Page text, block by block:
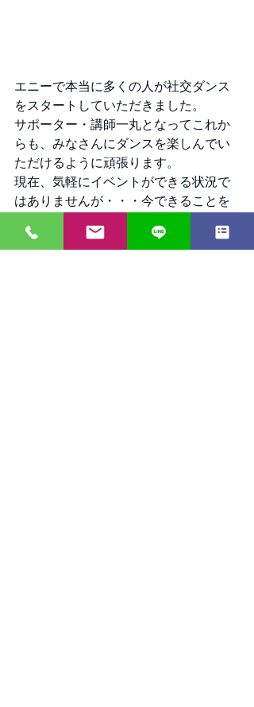
エニーで本当に多くの人が社交ダンス
をスタートしていただきました。
サポーター・講師一丸となってこれか
らも、みなさんにダンスを楽しんでい
ただけるように頑張ります。
現在、気軽にイベントができる状況で
はありませんが・・・今できることを